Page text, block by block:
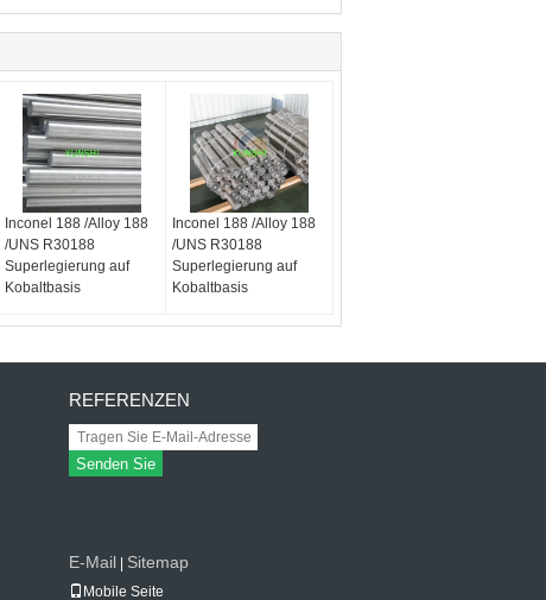
Inconel 188 /Alloy 188
/UNS R30188
Superlegierung auf
Kobaltbasis
Inconel 188 /Alloy 188
/UNS R30188
Superlegierung auf
Kobaltbasis
REFERENZEN
Senden Sie
E-Mail Sitemap
Mobile Seite